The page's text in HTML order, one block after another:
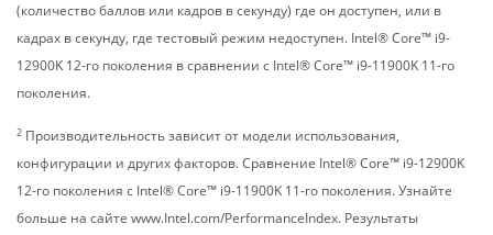
(количество баллов или кадров в секунду) где он доступен, или в
кадрах в секунду, где тестовый режим недоступен. Intel® Core™ i9-
12900K 12-го поколения в сравнении с Intel® Core™ i9-11900K 11-го
поколения.
2 Производительность зависит от модели использования,
конфигурации и других факторов. Сравнение Intel® Core™ i9-12900K
12-го поколения с Intel® Core™ i9-11900K 11-го поколения. Узнайте
больше на сайте www.Intel.com/PerformanceIndex. Результаты